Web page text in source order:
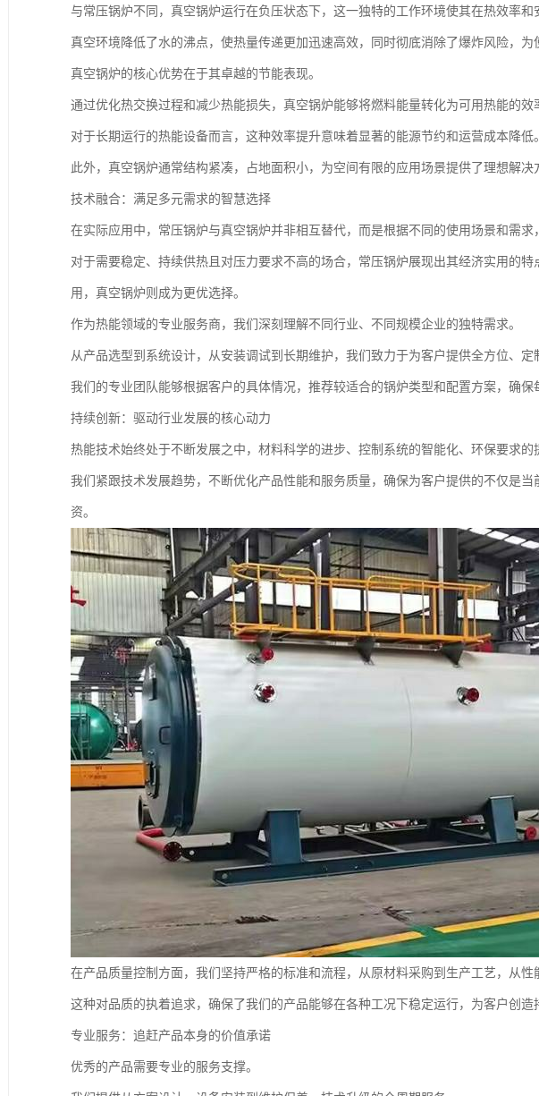
与常压锅炉不同，真空锅炉运行在负压状态下，这一独特的工作环境使其在热效率
真空环境降低了水的沸点，使热量传递更加迅速高效，同时彻底消除了爆炸风险，为
真空锅炉的核心优势在于其卓越的节能表现。
通过优化热交换过程和减少热能损失，真空锅炉能够将燃料能量转化为可用热能的效
对于长期运行的热能设备而言，这种效率提升意味着显著的能源节约和运营成本降低
此外，真空锅炉通常结构紧凑，占地面积小，为空间有限的应用场景提供了理想解决
技术融合：满足多元需求的智慧选择
在实际应用中，常压锅炉与真空锅炉并非相互替代，而是根据不同的使用场景和需
对于需要稳定、持续供热且对压力要求不高的场合，常压锅炉展现出其经济实用的
用，真空锅炉则成为更优选择。
作为热能领域的专业服务商，我们深刻理解不同行业、不同规模企业的独特需求。
从产品选型到系统设计，从安装调试到长期维护，我们致力于为客户提供全方位、定
我们的专业团队能够根据客户的具体情况，推荐较适合的锅炉类型和配置方案，确
持续创新：驱动行业发展的核心动力
热能技术始终处于不断发展之中，材料科学的进步、控制系统的智能化、环保要求
我们紧跟技术发展趋势，不断优化产品性能和服务质量，确保为客户提供的不仅是
资。
在产品质量控制方面，我们坚持严格的标准和流程，从原材料采购到生产工艺，从
这种对品质的执着追求，确保了我们的产品能够在各种工况下稳定运行，为客户创造
专业服务：追赶产品本身的价值承诺
优秀的产品需要专业的服务支撑。